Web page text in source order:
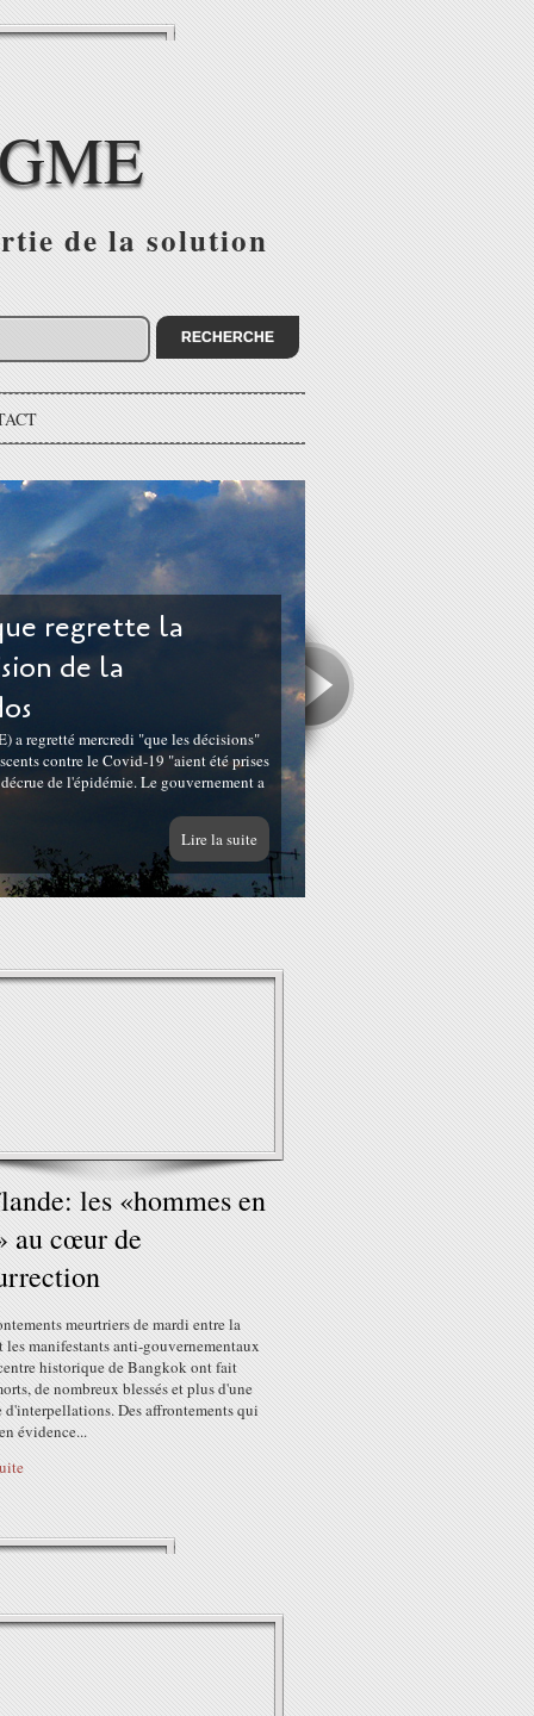
de la solution
regrette la
de la
a regretté mercredi "que les décisions"
contre le Covid-19 "aient été prises
de l'épidémie. Le gouvernement a
Lire la suite
les «hommes en
au cœur de
meurtriers de mardi entre la
les manifestants anti-gouvernementaux
historique de Bangkok ont fait
de nombreux blessés et plus d'une
d'interpellations. Des affrontements qui
évidence...